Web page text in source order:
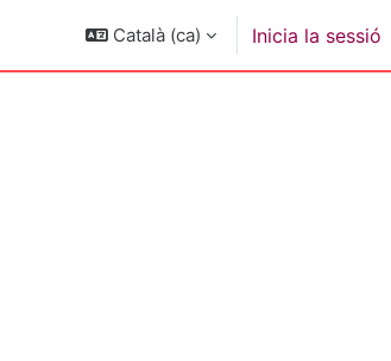
Català ‎(ca)‎ Inicia la sessió